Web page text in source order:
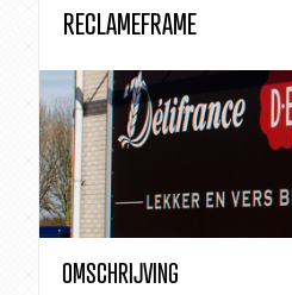
RECLAMEFRAME
OMSCHRIJVING